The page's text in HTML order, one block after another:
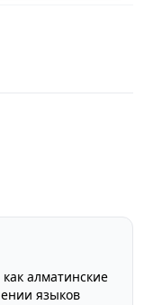
алматинские
языков